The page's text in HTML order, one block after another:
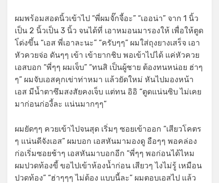
ผมพร้อมสอดนิ้วเข้าไป “พี่ผมจั๊กจี้อะ” “เออน่า” จาก 1 นิ้ว
เป็น 2 นิ้วเป็น 3 นิ้ว จนได้ที่ เอาหมอนมารองให้ เพื่อให้ตูด
โ่ด่งขึ้น “เอส พี่เอาละนะ” “ครับๆๆ” ผมใส่ถุงยางเสร็จ เอา
หัวควยจ่อ ดันๆๆ เข้า เข้ายากชิบ พอเข้าไปได้ แค่หัวควย
เอสบอก “พี่ๆๆ ผมเจ็บ” “ทนสิ เป็นผู้ชาย ต้องทนหน่อย ฮ่าๆ
ๆ” ผมจับเอสคุกเข่าท่าหมา แล้วยัดใหม่ หันไปมองหน้า
เอส มีน้ำตาซึมสงสัยคงเจ็บ แต่ทน อิอิ “ตูดแน่นซิบ ไม่เคย
มาก่อนก่องี้ละ แน่นมากๆๆ”
ผมยัดๆๆ ควยเข้าไปจนสุด เริ่มๆ ซอยเข้าออก “เสียวโคตร
ๆ แน่นดีจังเอส” ผมบอก เอสหันมามองดู อือๆๆ พอคล่อง
ก่อเริ่มซอยช้าๆ เอสหันมาบอกอีก “พี่ๆๆ พอก่อนได้ไหม
ผมปวดท้องขี้ ขอไปเข้าห้องน้ำก่อน เสียวๆ ไงไม่รู้ เหมือน
ปวดท้อง” “ฮ่าๆๆๆ ไม่ต้อง แบบนี้ละ” ผมตอบเอสไป แล้ว